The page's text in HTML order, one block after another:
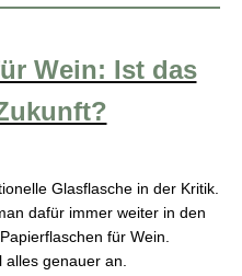
Wein: Ist das
Glasflasche in der Kritik.
dafür immer weiter in den
für Wein.
genauer an.